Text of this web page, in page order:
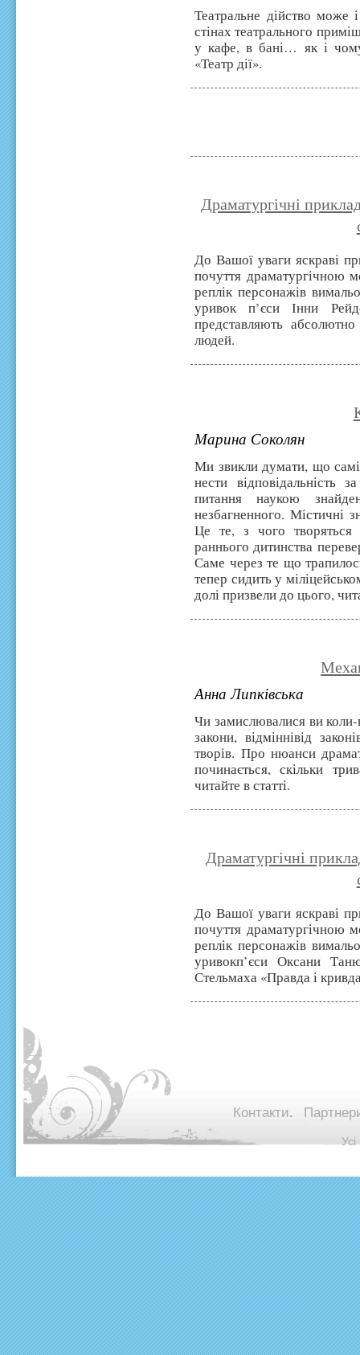
Театральне дійство може
стінах театрального
у кафе, в бані… як і
«Театр дії».
Драматургічні
До Вашої уваги яскраві
почуття драматургічною
реплік персонажів
уривок п’єси Інни
представляють абсолютно
людей.
Марина Соколян
Ми звикли думати, що
нести відповідальність
питання наукою
незбагненного. Містичні
Це те, з чого творяться
раннього дитинства
Саме через те що
тепер сидить у
долі призвели до цього,
Анна Липківська
Чи замислювалися ви
закони, відміннівід
творів. Про нюанси
починається, скільки
читайте в статті.
Драматургічні
До Вашої уваги яскраві
почуття драматургічною
реплік персонажів
уривокп’єси Оксани
Стельмаха «Правда і
Контакти.
©